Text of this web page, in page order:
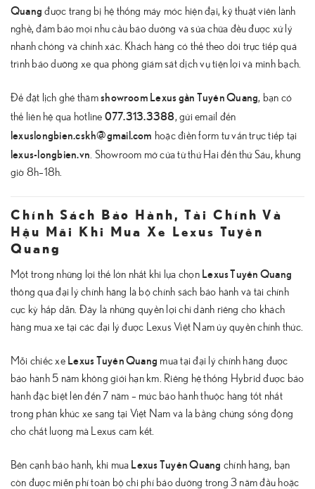
Quang được trang bị hệ thống máy móc hiện đại, kỹ thuật viên lành
nghề, đảm bảo mọi nhu cầu bảo dưỡng và sửa chữa đều được xử lý
nhanh chóng và chính xác. Khách hàng có thể theo dõi trực tiếp quá
trình bảo dưỡng xe qua phòng giám sát dịch vụ tiện lợi và minh bạch.
Để đặt lịch ghé thămshowroom Lexus gần Tuyên Quang, bạn có
thể liên hệ qua hotline 077.313.3388, gửi email đến
lexuslongbien.cskh@gmail.com hoặc điền form tư vấn trực tiếp tại
lexus-longbien.vn . Showroom mở cửa từ thứ Hai đến thứ Sáu, khung
giờ 8h–18h.
Chính Sách Bảo Hành, Tài Chính Và
Hậu Mãi Khi Mua Xe Lexus Tuyên
Quang
Một trong những lợi thế lớn nhất khi lựa chọn Lexus Tuyên Quang
thông qua đại lý chính hãng là bộ chính sách bảo hành và tài chính
cực kỳ hấp dẫn. Đây là những quyền lợi chỉ dành riêng cho khách
hàng mua xe tại các đại lý được Lexus Việt Nam ủy quyền chính thức.
Mỗi chiếc xe Lexus Tuyên Quang mua tại đại lý chính hãng được
bảo hành 5 năm không giới hạn km. Riêng hệ thống Hybrid được bảo
hành đặc biệt lên đến 7 năm – mức bảo hành thuộc hàng tốt nhất
trong phân khúc xe sang tại Việt Nam và là bằng chứng sống động
cho chất lượng mà Lexus cam kết.
Bên cạnh bảo hành, khi mua Lexus Tuyên Quang chính hãng, bạn
còn được miễn phí toàn bộ chi phí bảo dưỡng trong 3 năm đầu hoặc